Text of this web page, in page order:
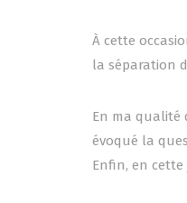
À cette
la séparation
En ma qualité
évoqué la
Enfin, en